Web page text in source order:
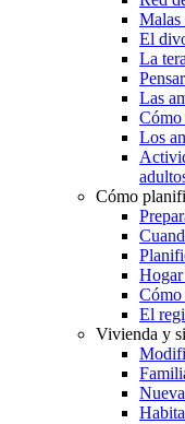
Malas
El
La
Las
Cómo
Los
Cómo
Cómo
El
Vivienda y